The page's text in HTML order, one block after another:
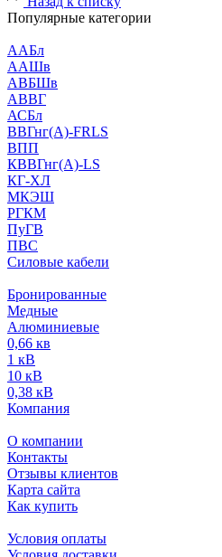
Популярные категории
ААБл
ААШв
АВБШв
АВВГ
АСБл
ВВГнг(А)-FRLS
ВПП
КВВГнг(А)-LS
КГ-ХЛ
МКЭШ
РГКМ
ПуГВ
ПВС
Силовые кабели
Бронированные
Медные
Алюминиевые
0,66 кв
1 кВ
10 кВ
0,38 кВ
Компания
О компании
Контакты
Отзывы клиентов
Карта сайта
Как купить
Условия оплаты